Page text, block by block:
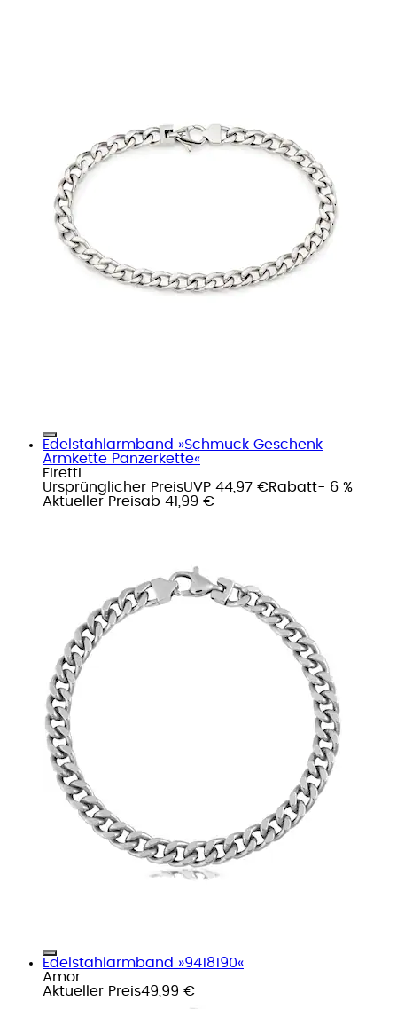
Edelstahlarmband »Schmuck Geschenk
Armkette Panzerkette«
Firetti
Ursprünglicher PreisUVP 44,97 €Rabatt- 6 %
Aktueller Preisab 41,99 €
Edelstahlarmband »9418190«
Amor
Aktueller Preis49,99 €